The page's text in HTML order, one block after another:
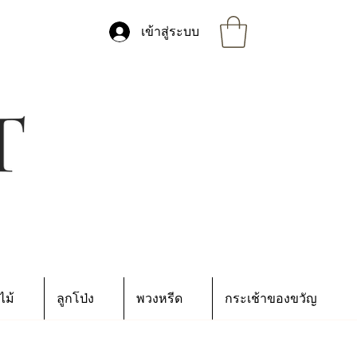
เข้าสู่ระบบ
ม้ ลูกโป่ง พวงหรีด กระเช้าของขวัญ